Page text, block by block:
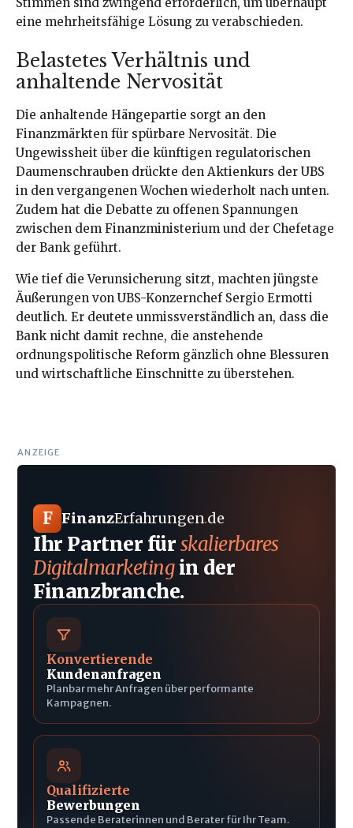
Stimmen sind zwingend erforderlich, um überhaupt
eine mehrheitsfähige Lösung zu verabschieden.
Belastetes Verhältnis und
anhaltende Nervosität
Die anhaltende Hängepartie sorgt an den
Finanzmärkten für spürbare Nervosität. Die
Ungewissheit über die künftigen regulatorischen
Daumenschrauben drückte den Aktienkurs der UBS
in den vergangenen Wochen wiederholt nach unten.
Zudem hat die Debatte zu offenen Spannungen
zwischen dem Finanzministerium und der Chefetage
der Bank geführt.
Wie tief die Verunsicherung sitzt, machten jüngste
Äußerungen von UBS-Konzernchef Sergio Ermotti
deutlich. Er deutete unmissverständlich an, dass die
Bank nicht damit rechne, die anstehende
ordnungspolitische Reform gänzlich ohne Blessuren
und wirtschaftliche Einschnitte zu überstehen.
ANZEIGE
F FinanzErfahrungen.de
Ihr Partner fürskalierbares
Digitalmarketingin der
Finanzbranche.
Konvertierende
Kundenanfragen
Planbar mehr Anfragen über performante
Kampagnen.
Qualifizierte
Bewerbungen
Passende Beraterinnen und Berater für Ihr Team.